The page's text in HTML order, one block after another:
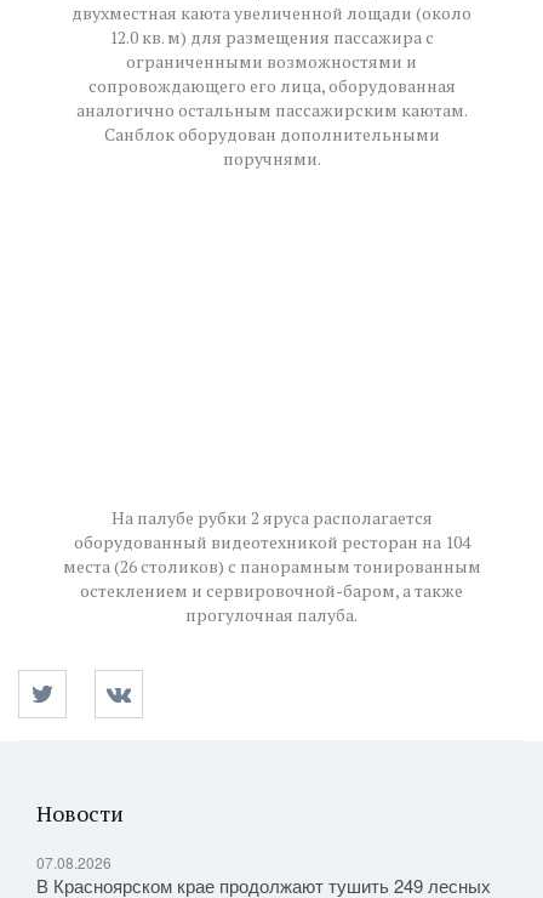
двухместная каюта увеличенной лощади (около
12.0 кв. м) для размещения пассажира с
ограниченными возможностями и
сопровождающего его лица, оборудованная
аналогично остальным пассажирским каютам.
Санблок оборудован дополнительными
поручнями.
На палубе рубки 2 яруса располагается
оборудованный видеотехникой ресторан на 104
места (26 столиков) с панорамным тонированным
остеклением и сервировочной-баром, а также
прогулочная палуба.
Новости
07.08.2026
В Красноярском крае продолжают тушить 249 лесных